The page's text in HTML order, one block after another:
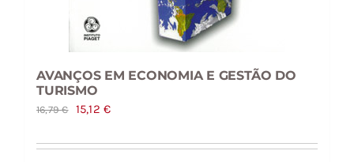
AVANÇOS EM ECONOMIA E GESTÃO DO
TURISMO
16,79€
O
original
15,12€O
atual